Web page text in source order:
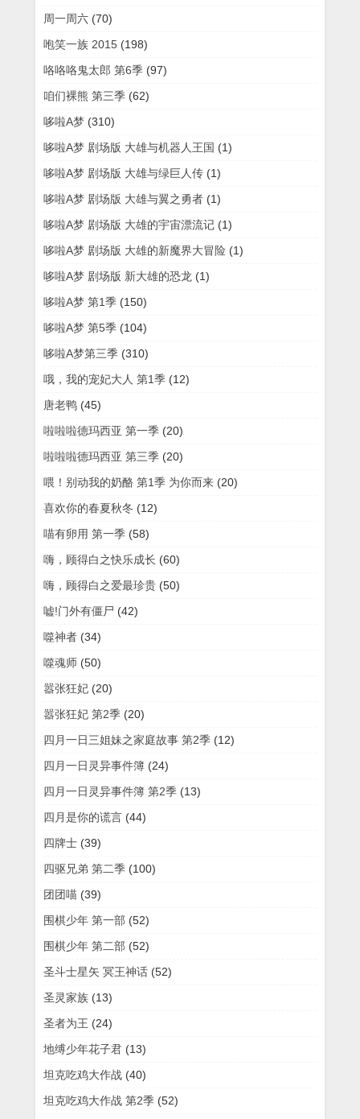
周一周六 (70)
咆笑一族 2015 (198)
咯咯咯鬼太郎 第6季 (97)
咱们裸熊 第三季 (62)
哆啦A梦 (310)
哆啦A梦 剧场版 大雄与机器人王国 (1)
哆啦A梦 剧场版 大雄与绿巨人传 (1)
哆啦A梦 剧场版 大雄与翼之勇者 (1)
哆啦A梦 剧场版 大雄的宇宙漂流记 (1)
哆啦A梦 剧场版 大雄的新魔界大冒险 (1)
哆啦A梦 剧场版 新大雄的恐龙 (1)
哆啦A梦 第1季 (150)
哆啦A梦 第5季 (104)
哆啦A梦第三季 (310)
哦，我的宠妃大人 第1季 (12)
唐老鸭 (45)
啦啦啦德玛西亚 第一季 (20)
啦啦啦德玛西亚 第三季 (20)
喂！别动我的奶酪 第1季 为你而来 (20)
喜欢你的春夏秋冬 (12)
喵有卵用 第一季 (58)
嗨，顾得白之快乐成长 (60)
嗨，顾得白之爱最珍贵 (50)
嘘!门外有僵尸 (42)
噬神者 (34)
噬魂师 (50)
嚣张狂妃 (20)
嚣张狂妃 第2季 (20)
四月一日三姐妹之家庭故事 第2季 (12)
四月一日灵异事件簿 (24)
四月一日灵异事件簿 第2季 (13)
四月是你的谎言 (44)
四牌士 (39)
四驱兄弟 第二季 (100)
团团喵 (39)
围棋少年 第一部 (52)
围棋少年 第二部 (52)
圣斗士星矢 冥王神话 (52)
圣灵家族 (13)
圣者为王 (24)
地缚少年花子君 (13)
坦克吃鸡大作战 (40)
坦克吃鸡大作战 第2季 (52)